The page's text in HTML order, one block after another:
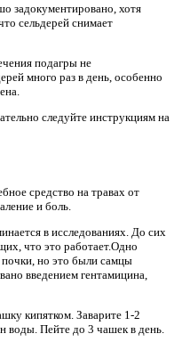
задокументировано, хотя
сельдерей снимает
подагры не
много раз в день, особенно
следуйте инструкциям на
средство на травах от
и боль.
в исследованиях. До сих
что это работает.Одно
почки, но это были самцы
введением гентамицина,
кипятком. Заварите 1-2
воды. Пейте до 3 чашек в день.